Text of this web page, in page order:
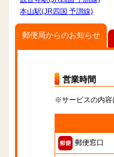
本山駅(JR四国 予讃線)
郵便局からのお知らせ
営業時間
※サービスの内容
郵便窓口